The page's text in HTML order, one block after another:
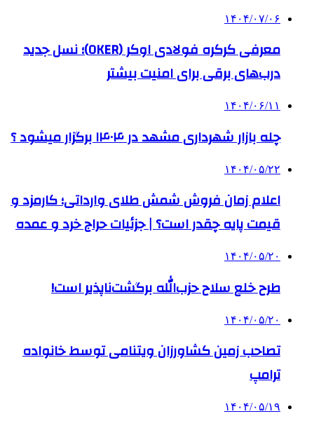
۱۴۰۴/۰۷/۰۶
معرفی کرکره فولادی اوکر (OKER)؛ نسل جدید
درب‌های برقی برای امنیت بیشتر
۱۴۰۴/۰۶/۱۱
چله بازار شهرداری مشهد در ۱۴۰۴ برگزار میشود ؟
۱۴۰۴/۰۵/۲۲
اعلام زمان فروش شمش طلای وارداتی؛ کارمزد و
قیمت پایه چقدر است؟ | جزئیات حراج خرد و عمده
۱۴۰۴/۰۵/۲۰
طرح خلع سلاح حزب‌الله برگشت‌ناپذیر است!
۱۴۰۴/۰۵/۲۰
تصاحب زمین کشاورزان ویتنامی توسط خانواده
ترامپ
۱۴۰۴/۰۵/۱۹